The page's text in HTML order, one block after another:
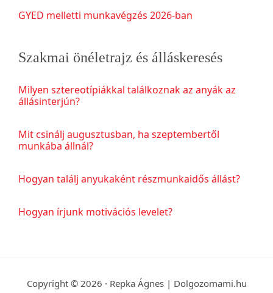
GYED melletti munkavégzés 2026-ban
Szakmai önéletrajz és álláskeresés
Milyen sztereotípiákkal találkoznak az anyák az
állásinterjún?
Mit csinálj augusztusban, ha szeptembertől
munkába állnál?
Hogyan találj anyukaként részmunkaidős állást?
Hogyan írjunk motivációs levelet?
Copyright © 2026 · Repka Ágnes | Dolgozomami.hu